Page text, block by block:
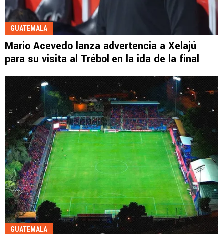
GUATEMALA
Mario Acevedo lanza advertencia a Xelajú
para su visita al Trébol en la ida de la final
GUATEMALA